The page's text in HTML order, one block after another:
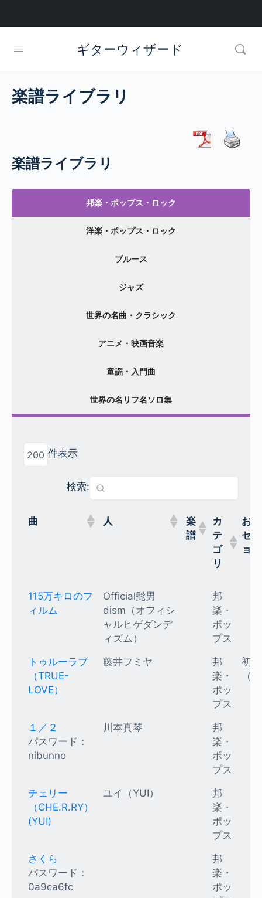
ギターウィザード
楽譜ライブラリ
楽譜ライブラリ
邦楽・ポップス・ロック
洋楽・ポップス・ロック
ブルース
ジャズ
世界の名曲・クラシック
アニメ・映画音楽
童謡・入門曲
世界の名リフ名ソロ集
件表示
検索:
曲 人
楽
譜
カ
テ
ゴ
リ
お
セ
ョン
115万キロのフ
ィルム
Official髭男
dism（オフィシ
ャルヒゲダンデ
ィズム）
邦
楽・
ポッ
プス
トゥルーラブ
（TRUE-
LOVE）
藤井フミヤ
邦
楽・
ポッ
プス
初
（
１／２
パスワード：
nibunno
川本真琴
邦
楽・
ポッ
プス
チェリー
（CHE.R.RY）
(YUI)
ユイ（YUI）
邦
楽・
ポッ
プス
さくら
パスワード：
0a9ca6fc
邦
楽・
ポッ